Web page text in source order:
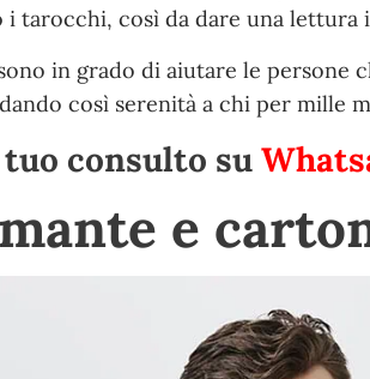
tarocchi, così da dare una lettura
in grado di aiutare le persone
così serenità a chi per mille
consulto su
e